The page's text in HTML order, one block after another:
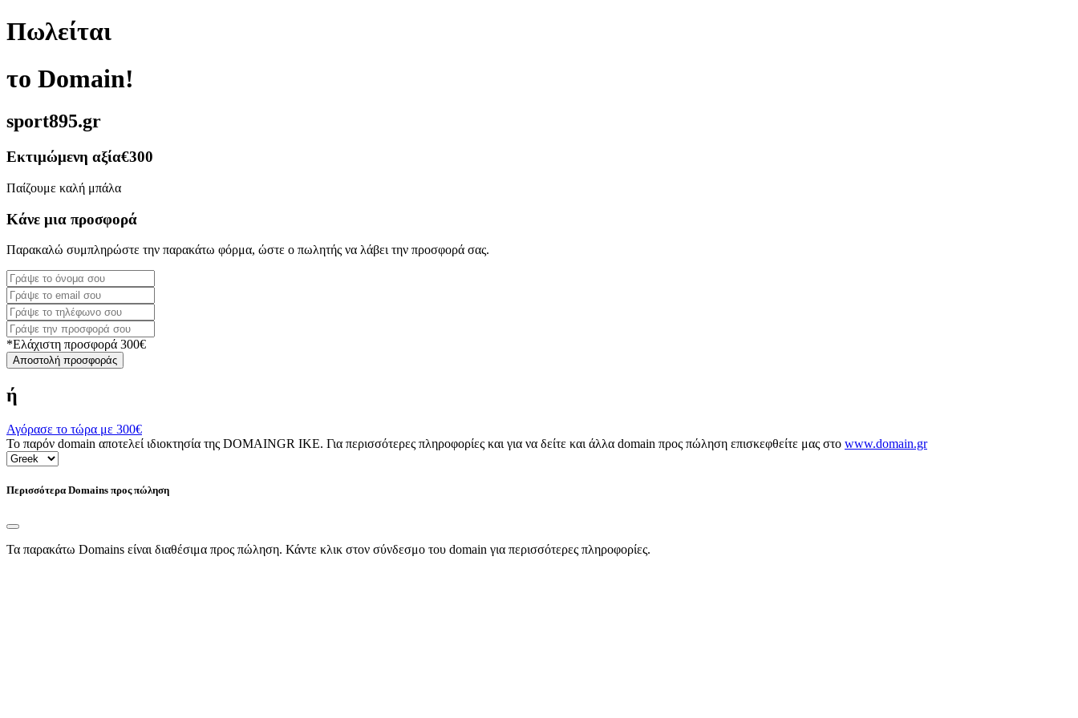
Πωλείται
το Domain!
sport895.gr
Εκτιμώμενη αξία€300
Παίζουμε καλή μπάλα
Κάνε μια προσφορά
Παρακαλώ συμπληρώστε την παρακάτω φόρμα, ώστε ο πωλητής να λάβει την προσφορά σας.
*Ελάχιστη προσφορά 300€
Αποστολή προσφοράς
ή
Αγόρασε το τώρα με 300€
Το παρόν domain αποτελεί ιδιοκτησία της DOMAINGR ΙΚΕ. Για περισσότερες πληροφορίες και για να δείτε και άλλα domain προς πώληση επισκεφθείτε μας στο www.domain.gr
Περισσότερα Domains προς πώληση
Τα παρακάτω Domains είναι διαθέσιμα προς πώληση. Κάντε κλικ στον σύνδεσμο του domain για περισσότερες πληροφορίες.